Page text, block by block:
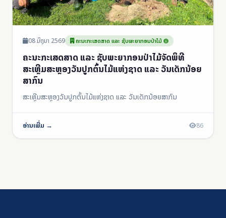
08 ມິຖຸນາ 2569 ຄະນະກະເສດສາດ ແລະ ຊັບພະຍາກອນປ່າໄມ້
ຄະນະກະເສດສາດ ແລະ ຊັບພະຍາກອນປ່າໄມ້ຈັດພິທີ
ສະເຫຼີມສະຫຼອງວັນປູກຕົ້ນໄມ້ແຫ່ງຊາດ ແລະ ວັນເດັກນ້ອຍ
ສາກົນ
ສະເຫຼີມສະຫຼອງວັນປູກຕົ້ນໄມ້ແຫ່ງຊາດ ແລະ ວັນເດັກນ້ອຍສາກົນ
ອ່ານເພີ່ມ → 86